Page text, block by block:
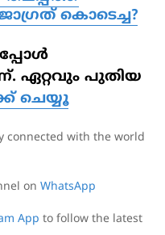
കൊടെച്ച?
ഏറ്റവും പുതിയ
ചെയ്യൂ
connected with the world
on WhatsApp
App to follow the latest